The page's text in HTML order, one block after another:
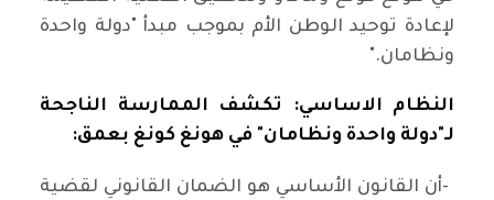
لإعادة توحيد الوطن الأم بموجب مبدأ "دولة واحدة
ونظامان".
النظام الاساسي: تكشف الممارسة الناجحة
لـ"دولة واحدة ونظامان" في هونغ كونغ بعمق:
-أن القانون الأساسي هو الضمان القانوني لقضية